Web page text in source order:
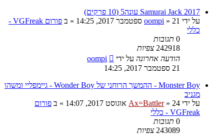
Samurai Jack 2017 עונה5 (10 פרקים)
על ידי
oompi » 21 ספטמבר 2017, 14:25 » ב
פורום VGFreak -
כללי
0 תגובות
242918 צפיות
הודעה אחרונה על ידי
oompi
21 ספטמבר 2017, 14:25
Monster Boy - ההמשך הרוחני של Wonder Boy - גיימפליי ומשהו
מגניב
על ידי
Ax=Battler» 24 אוגוסט 2017, 14:07 » ב פורום
VGFreak - כללי
0 תגובות
243089 צפיות